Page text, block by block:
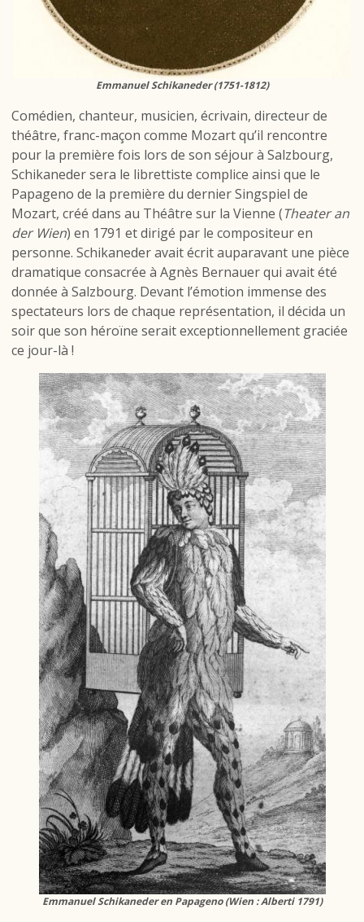
Emmanuel Schikaneder (1751-1812)
Comédien, chanteur, musicien, écrivain, directeur de
théâtre, franc-maçon comme Mozart qu’il rencontre
pour la première fois lors de son séjour à Salzbourg,
Schikaneder sera le librettiste complice ainsi que le
Papageno de la première du dernier Singspiel de
Mozart, créé dans au Théâtre sur la Vienne (Theater an
der Wien) en 1791 et dirigé par le compositeur en
personne. Schikaneder avait écrit auparavant une pièce
dramatique consacrée à Agnès Bernauer qui avait été
donnée à Salzbourg. Devant l’émotion immense des
spectateurs lors de chaque représentation, il décida un
soir que son héroïne serait exceptionnellement graciée
ce jour-là !
Emmanuel Schikaneder en Papageno (Wien : Alberti 1791)